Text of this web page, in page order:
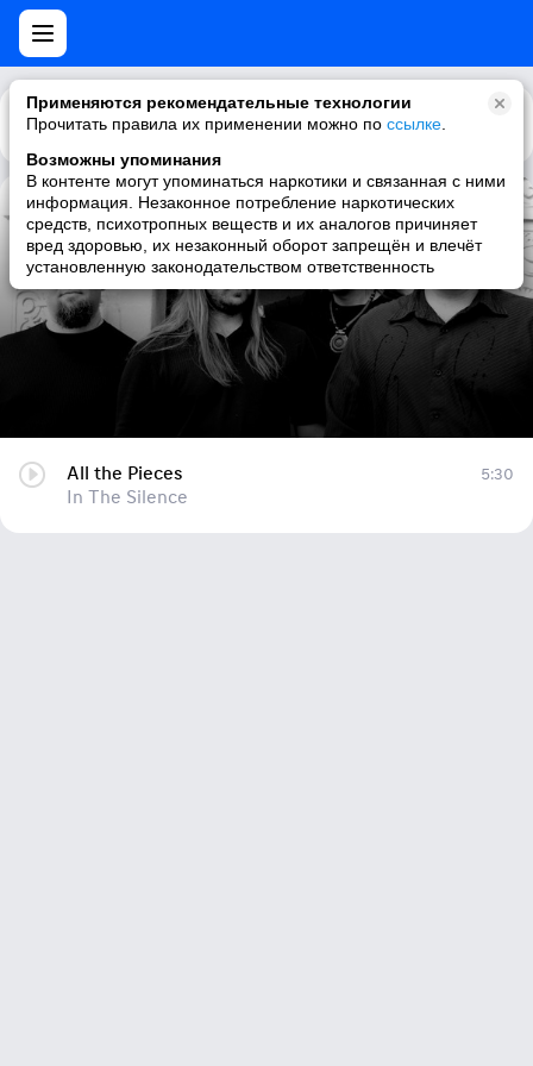
Применяются рекомендательные технологии
Прочитать правила их применении можно по ссылке
Возможны упоминания
В контенте могут упоминаться наркотики и связанная с ними
информация. Незаконное потребление наркотических
средств, психотропных веществ и их аналогов причиняет
вред здоровью, их незаконный оборот запрещён и влечёт
установленную законодательством ответственность
Каталог Рекомендации
All the Pieces
In The Silence
All the Pieces
In The Silence
5:30